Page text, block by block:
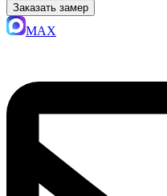
Заказать замер
MAX